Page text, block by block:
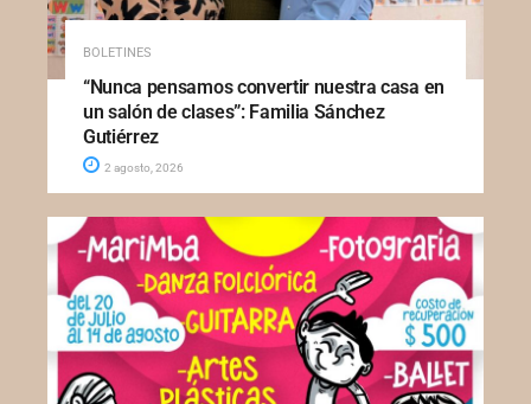
BOLETINES
“Nunca pensamos convertir nuestra casa en
un salón de clases”: Familia Sánchez
Gutiérrez
2 agosto, 2026